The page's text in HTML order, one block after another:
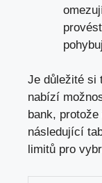
Je důležité si
nabízí
bank,
následující
limitů pro